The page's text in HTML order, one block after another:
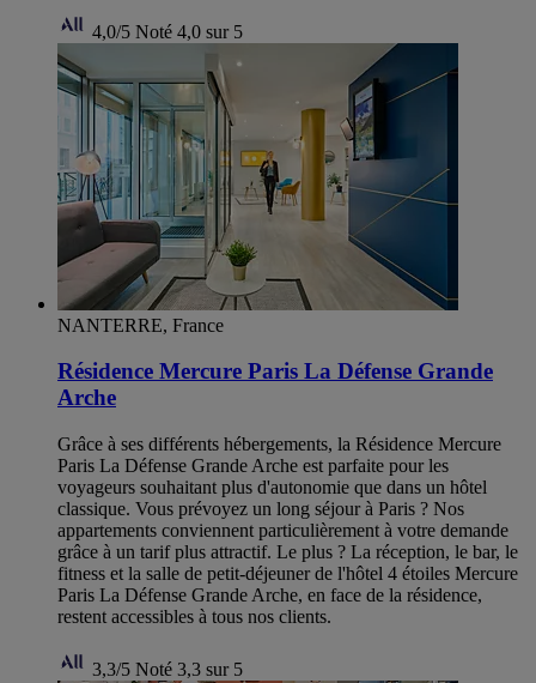
4,0/5 Noté 4,0 sur 5
NANTERRE, France
Résidence Mercure Paris La Défense Grande
Arche
Grâce à ses différents hébergements, la Résidence Mercure
Paris La Défense Grande Arche est parfaite pour les
voyageurs souhaitant plus d'autonomie que dans un hôtel
classique. Vous prévoyez un long séjour à Paris ? Nos
appartements conviennent particulièrement à votre demande
grâce à un tarif plus attractif. Le plus ? La réception, le bar, le
fitness et la salle de petit-déjeuner de l'hôtel 4 étoiles Mercure
Paris La Défense Grande Arche, en face de la résidence,
restent accessibles à tous nos clients.
3,3/5 Noté 3,3 sur 5